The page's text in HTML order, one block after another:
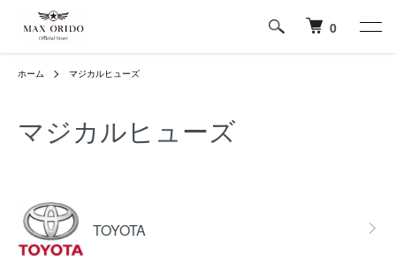
0
ホーム マジカルヒューズ
マジカルヒューズ
TOYOTA